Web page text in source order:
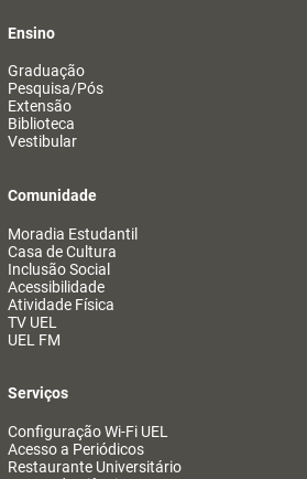
Ensino
Graduação
Pesquisa/Pós
Extensão
Biblioteca
Vestibular
Comunidade
Moradia Estudantil
Casa de Cultura
Inclusão Social
Acessibilidade
Atividade Física
TV UEL
UEL FM
Serviços
Configuração Wi-Fi UEL
Acesso a Periódicos
Restaurante Universitário